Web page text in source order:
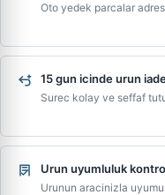
Oto yedek parcalar
15 gun icinde urun
Surec kolay ve seffaf
Urun uyumluluk
Urunun aracinizla